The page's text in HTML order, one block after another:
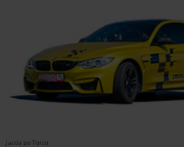
Jazda po Torze